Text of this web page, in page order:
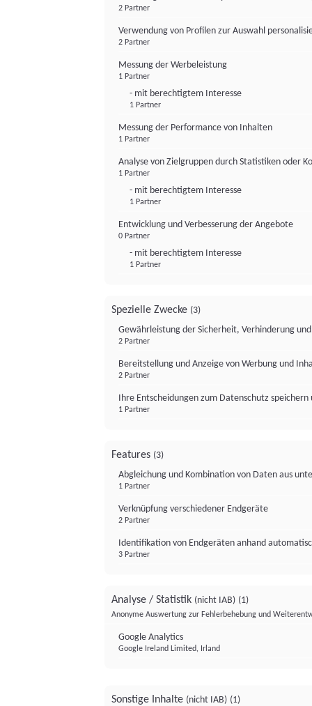
2 Partner
Verwendung von Profilen zur Auswahl
2 Partner
Messung der Werbeleistung
1 Partner
- mit berechtigtem Interesse
1 Partner
Messung der Performance von Inhalten
1 Partner
Analyse von Zielgruppen durch Statistiken oder
1 Partner
- mit berechtigtem Interesse
1 Partner
Entwicklung und Verbesserung der Angebote
0 Partner
- mit berechtigtem Interesse
1 Partner
Spezielle Zwecke (3)
Gewährleistung der Sicherheit, Verhinderung
2 Partner
Bereitstellung und Anzeige von Werbung und
2 Partner
Ihre Entscheidungen zum Datenschutz
1 Partner
Features (3)
Abgleichung und Kombination von Daten aus
1 Partner
Verknüpfung verschiedener Endgeräte
2 Partner
Identifikation von Endgeräten anhand
3 Partner
Analyse / Statistik (nicht IAB) (1)
Anonyme Auswertung zur Fehlerbehebung und
Google Analytics
Google Ireland Limited, Irland
Sonstige Inhalte (nicht IAB) (1)